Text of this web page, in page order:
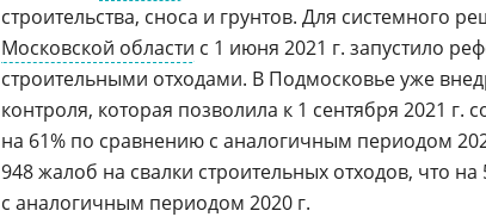
строительства, сноса и грунтов. Для системного
Московской области с 1 июня 2021 г. запустило
строительными отходами. В Подмосковье уже
контроля, которая позволила к 1 сентября 2021 г.
на 61% по сравнению с аналогичным периодом
948 жалоб на свалки строительных отходов, что
с аналогичным периодом 2020 г.